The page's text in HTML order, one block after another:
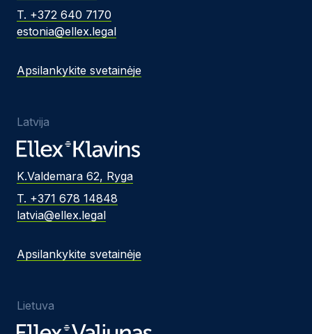
T. +372 640 7170
estonia@ellex.legal
Apsilankykite svetainėje
Latvija
K.Valdemara 62, Ryga
T. +371 678 14848
latvia@ellex.legal
Apsilankykite svetainėje
Lietuva